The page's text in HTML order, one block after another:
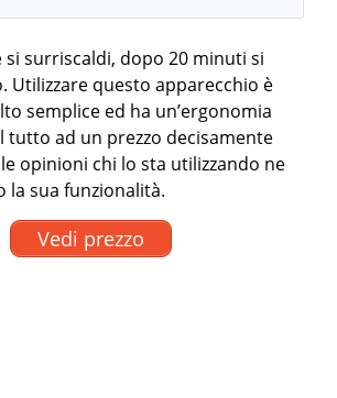
si surriscaldi, dopo 20 minuti si
Utilizzare questo apparecchio è
semplice ed ha un’ergonomia
tutto ad un prezzo decisamente
opinioni chi lo sta utilizzando ne
la sua funzionalità.
Vedi prezzo